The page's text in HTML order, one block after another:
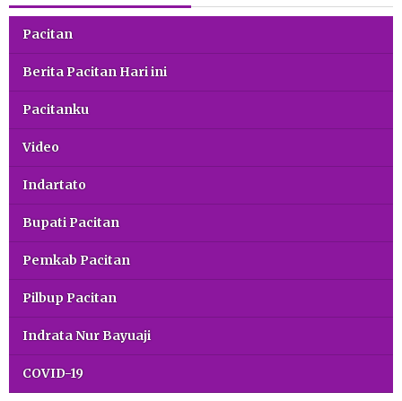
Pacitan
Berita Pacitan Hari ini
Pacitanku
Video
Indartato
Bupati Pacitan
Pemkab Pacitan
Pilbup Pacitan
Indrata Nur Bayuaji
COVID-19